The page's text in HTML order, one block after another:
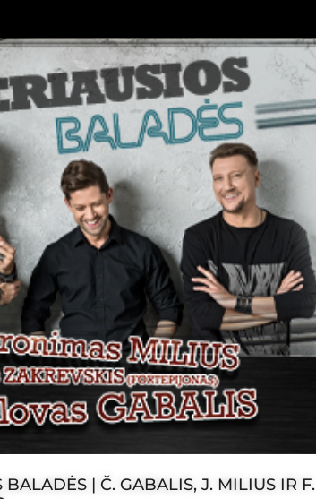
BALADĖS | Č. GABALIS, J. MILIUS IR F.